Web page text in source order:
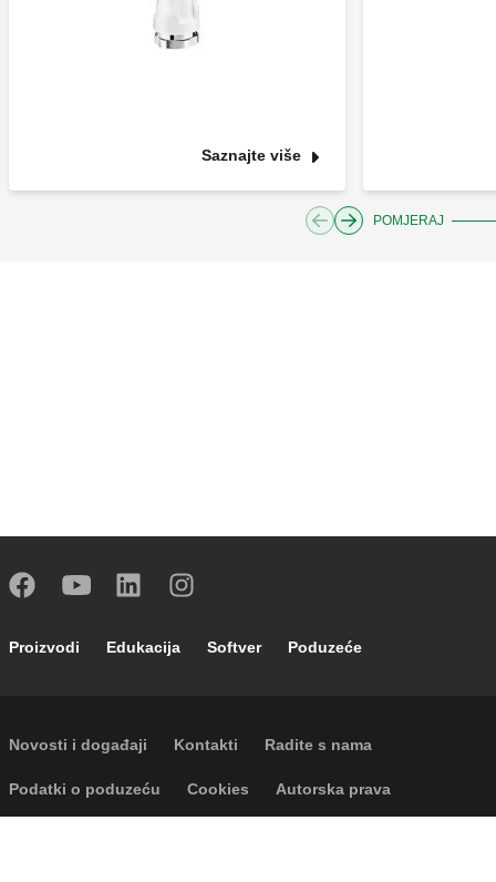
Saznajte više
POMJERAJ
Footer main navigation
Proizvodi Edukacija Softver Poduzeće
Footer secondary navigation
Novosti i događaji Kontakti Radite s nama
Footer menu
Podatki o poduzeću Cookies Autorska prava